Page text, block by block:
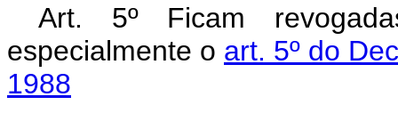
Art. 5º Ficam
especialmente o art. 5º do
1988